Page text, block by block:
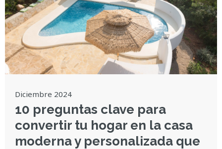
Diciembre 2024
10 preguntas clave para
convertir tu hogar en la casa
moderna y personalizada que